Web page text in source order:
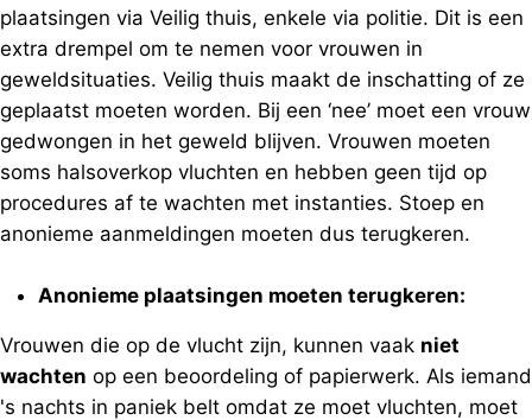
plaatsingen via Veilig thuis, enkele via politie. Dit is een
extra drempel om te nemen voor vrouwen in
geweldsituaties. Veilig thuis maakt de inschatting of ze
geplaatst moeten worden. Bij een ‘nee’ moet een vrouw
gedwongen in het geweld blijven. Vrouwen moeten
soms halsoverkop vluchten en hebben geen tijd op
procedures af te wachten met instanties. Stoep en
anonieme aanmeldingen moeten dus terugkeren.
Anonieme plaatsingen moeten terugkeren:
Vrouwen die op de vlucht zijn, kunnen vaak niet
wachten op een beoordeling of papierwerk. Als iemand
's nachts in paniek belt omdat ze moet vluchten, moet